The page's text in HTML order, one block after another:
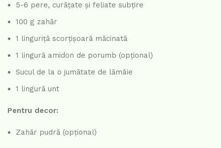
5-6 pere, curățate și feliate subțire
100 g zahăr
1 linguriță scorțișoară măcinată
1 lingură amidon de porumb (opțional)
Sucul de la o jumătate de lămâie
1 lingură unt
Pentru decor:
Zahăr pudră (opțional)